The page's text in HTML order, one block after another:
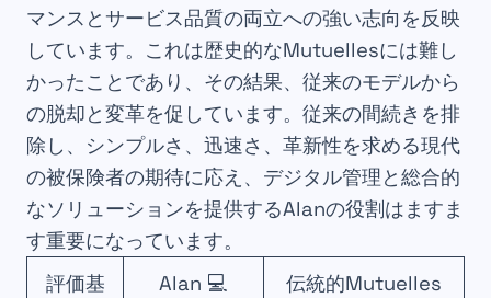
マンスとサービス品質の両立への強い志向を反映
しています。これは歴史的なMutuellesには難し
かったことであり、その結果、従来のモデルから
の脱却と変革を促しています。従来の間続きを排
除し、シンプルさ、迅速さ、革新性を求める現代
の被保険者の期待に応え、デジタル管理と総合的
なソリューションを提供するAlanの役割はますま
す重要になっています。
評価基
Alan 💻
伝統的Mutuelles